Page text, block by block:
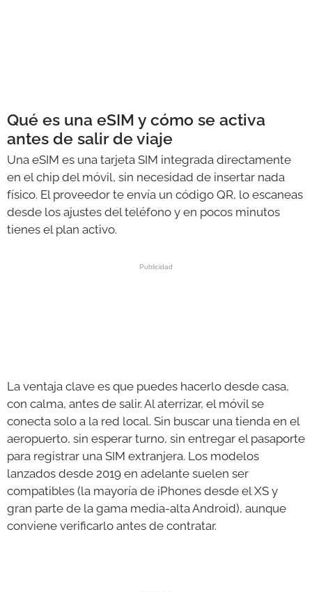
Qué es una eSIM y cómo se activa
antes de salir de viaje
Una eSIM es una tarjeta SIM integrada directamente
en el chip del móvil, sin necesidad de insertar nada
físico. El proveedor te envía un código QR, lo escaneas
desde los ajustes del teléfono y en pocos minutos
tienes el plan activo.
La ventaja clave es que puedes hacerlo desde casa,
con calma, antes de salir. Al aterrizar, el móvil se
conecta solo a la red local. Sin buscar una tienda en el
aeropuerto, sin esperar turno, sin entregar el pasaporte
para registrar una SIM extranjera. Los modelos
lanzados desde 2019 en adelante suelen ser
compatibles (la mayoría de iPhones desde el XS y
gran parte de la gama media-alta Android), aunque
conviene verificarlo antes de contratar.